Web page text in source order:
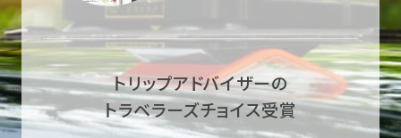
トリップアドバイザーの
トラベラーズチョイス受賞